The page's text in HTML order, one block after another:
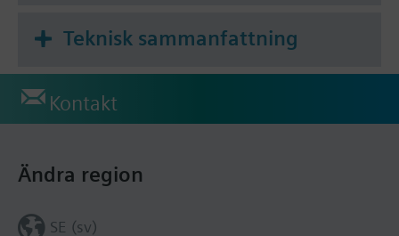
Teknisk sammanfattning
Kontakt
Ändra region
SE (sv)